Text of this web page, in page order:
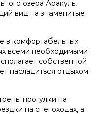
озера Аракуль,
вид на знаменитые
в комфортабельных
всеми необходимыми
собственной
насладиться отдыхом
прогулки на
на снегоходах, а